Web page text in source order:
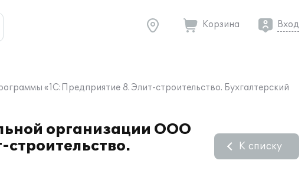
Корзина Вход
«1С:Предприятие 8. Элит-строительство. Бухгалтерский
организации ООО
К списку